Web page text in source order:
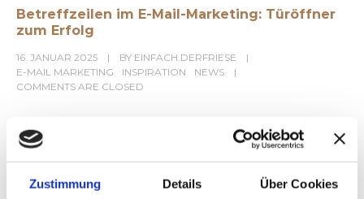
Zustimmung Details Über Cookies
Betreffzeilen im E-Mail-Marketing: Türöffner
zum Erfolg
16. JANUAR 2025 BY EINFACH.DERFRIESE
E-MAIL MARKETING
INSPIRATION
NEWS
COMMENTS ARE CLOSED
Neugierde weckst, Relevanz schaffst und deine Öffnungsraten steigern
kannst. Praxisnahe Tipps für erfolgreiches E-Mail-Marketing
MEHR LESEN